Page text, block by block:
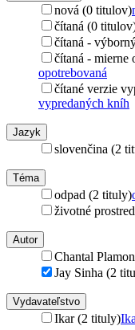
nová (0 titulov)
čítaná (0
čítaná -
čítaná - mierne
opotrebovaná
čítané verzie
vypredaných kníh
Jazyk
slovenčina (2
Téma
odpad (2 tituly)
životné
Autor
Chantal
Jay Sinha (2
Vydavateľstvo
Ikar (2 tituly)